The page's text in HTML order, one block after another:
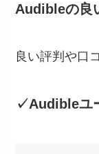
Audibleの良
良い評判や口
✓Audibleユ